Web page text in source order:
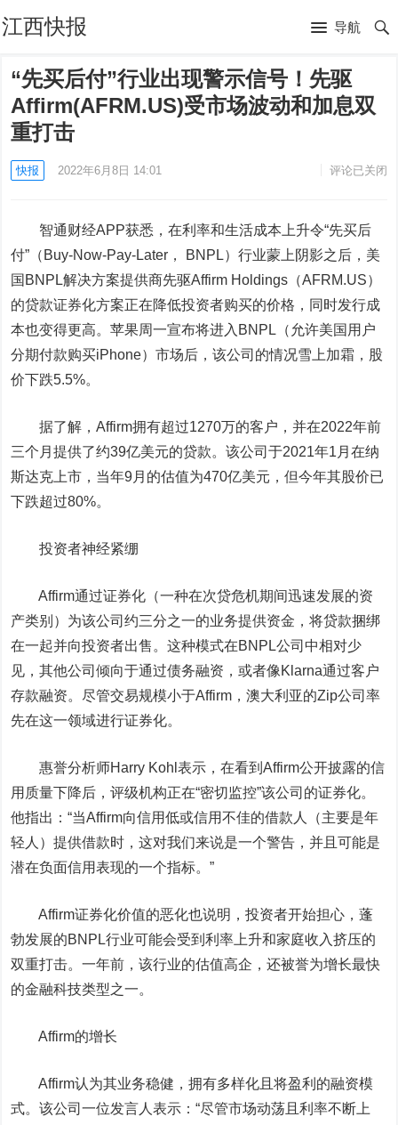
江西快报 导航
“先买后付”行业出现警示信号！先驱
Affirm(AFRM.US)受市场波动和加息双
重打击
快报 2022年6月8日 14:01 评论已关闭
智通财经APP获悉，在利率和生活成本上升令“先买后
付”（Buy-Now-Pay-Later， BNPL）行业蒙上阴影之后，美
国BNPL解决方案提供商先驱Affirm Holdings（AFRM.US）
的贷款证券化方案正在降低投资者购买的价格，同时发行成
本也变得更高。苹果周一宣布将进入BNPL（允许美国用户
分期付款购买iPhone）市场后，该公司的情况雪上加霜，股
价下跌5.5%。
据了解，Affirm拥有超过1270万的客户，并在2022年前
三个月提供了约39亿美元的贷款。该公司于2021年1月在纳
斯达克上市，当年9月的估值为470亿美元，但今年其股价已
下跌超过80%。
投资者神经紧绷
Affirm通过证券化（一种在次贷危机期间迅速发展的资
产类别）为该公司约三分之一的业务提供资金，将贷款捆绑
在一起并向投资者出售。这种模式在BNPL公司中相对少
见，其他公司倾向于通过债务融资，或者像Klarna通过客户
存款融资。尽管交易规模小于Affirm，澳大利亚的Zip公司率
先在这一领域进行证券化。
惠誉分析师Harry Kohl表示，在看到Affirm公开披露的信
用质量下降后，评级机构正在“密切监控”该公司的证券化。
他指出：“当Affirm向信用低或信用不佳的借款人（主要是年
轻人）提供借款时，这对我们来说是一个警告，并且可能是
潜在负面信用表现的一个指标。”
Affirm证券化价值的恶化也说明，投资者开始担心，蓬
勃发展的BNPL行业可能会受到利率上升和家庭收入挤压的
双重打击。一年前，该行业的估值高企，还被誉为增长最快
的金融科技类型之一。
Affirm的增长
Affirm认为其业务稳健，拥有多样化且将盈利的融资模
式。该公司一位发言人表示：“尽管市场动荡且利率不断上